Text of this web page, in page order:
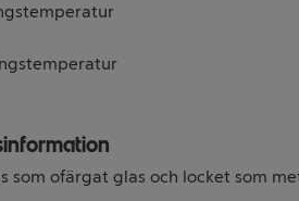
som ofärgat glas och locket som